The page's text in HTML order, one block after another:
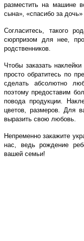
разместить на машине
сына», «спасибо за
Согласитесь, такого
сюрпризом для нее,
родственников.
Чтобы заказать
просто обратитесь по
сделать абсолютно
поэтому предоставим
повода продукции.
цветов, размеров. Для
выразить свою любовь.
Непременно закажите
нас, ведь рождение
вашей семьи!